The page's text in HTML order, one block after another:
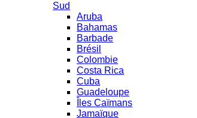
Sud
Aruba
Bahamas
Barbade
Brésil
Colombie
Costa Rica
Cuba
Guadeloupe
Îles Caïmans
Jamaïque